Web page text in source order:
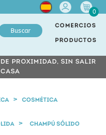
Cuenta
0
Buscar
COMERCIOS
PRODUCTOS
PROXIMIDAD, SIN SALIR
CASA
COSMÉTICA
CHAMPÚ SÓLIDO